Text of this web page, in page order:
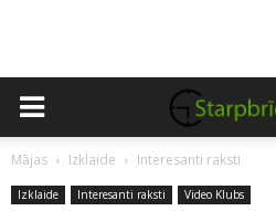
Mājas Izklaide Interesanti raksti
Izklaide Interesanti raksti Video Klubs